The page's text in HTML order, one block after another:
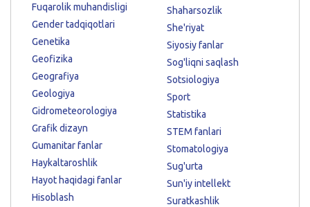
Fuqarolik muhandisligi
Gender tadqiqotlari
Genetika
Geofizika
Geografiya
Geologiya
Gidrometeorologiya
Grafik dizayn
Gumanitar fanlar
Haykaltaroshlik
Hayot haqidagi fanlar
Hisoblash
Shaharsozlik
She'riyat
Siyosiy fanlar
Sog'liqni saqlash
Sotsiologiya
Sport
Statistika
STEM fanlari
Stomatologiya
Sug'urta
Sun'iy intellekt
Suratkashlik